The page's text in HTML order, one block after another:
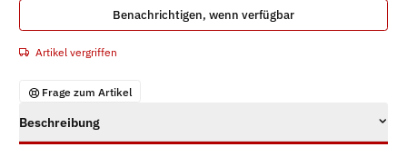
Benachrichtigen, wenn verfügbar
Artikel vergriffen
Frage zum Artikel
Beschreibung